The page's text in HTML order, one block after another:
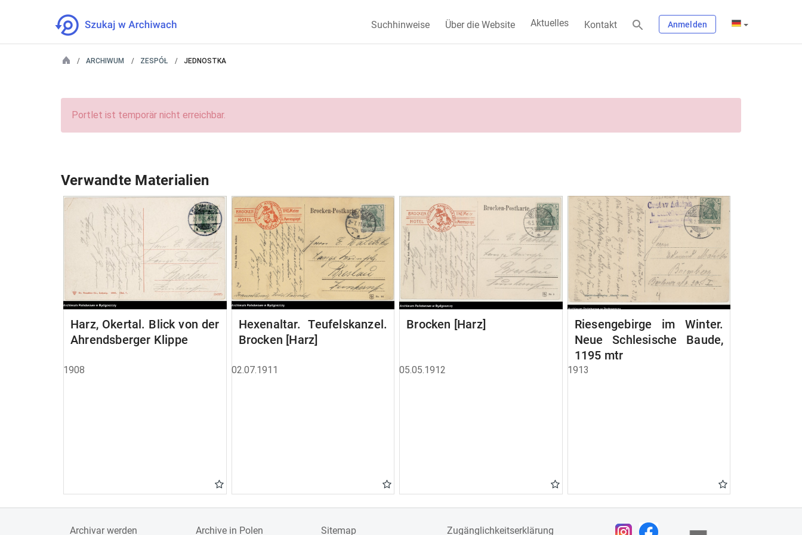
Suchhinweise Über die Website Aktuelles Kontakt Anmelden
ARCHIWUM ZESPÓŁ JEDNOSTKA
Portlet ist temporär nicht erreichbar.
Verwandte Materialien
Harz, Okertal. Blick von der
Ahrendsberger Klippe
1908
Hexenaltar. Teufelskanzel.
Brocken [Harz]
02.07.1911
Brocken [Harz]
05.05.1912
Riesengebirge im Winter.
Neue Schlesische Baude,
1195 mtr
1913
Archivar werden Archive in Polen Sitemap Zugänglichkeitserklärung